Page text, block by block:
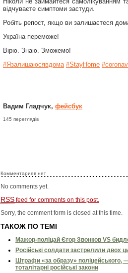
відчуваєте симптоми застуди.
Робіть репост, якщо ви залишаєтеся
Україна переможе!
Вірю. Знаю. Зможемо!
#Язалишаюсявдома #StayHome #
Вадим Гладчук, фейсбук
145 переглядів
Комментариев нет
No comments yet.
RSS feed for comments on this post.
Sorry, the comment form is closed at this time.
ТАКОЖ ПО ТЕМІ
Мажор-поліцай Єгор Звонков VS
Російські солдати застрелили двох
Штрафи «за образу» поліцейського,
тоталітарні російські закони